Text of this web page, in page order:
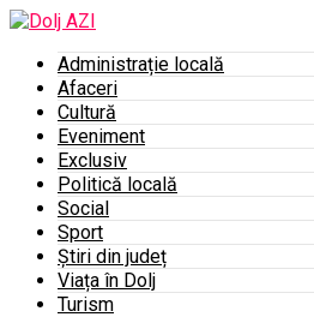
Administrație locală
Afaceri
Cultură
Eveniment
Exclusiv
Politică locală
Social
Sport
Știri din județ
Viața în Dolj
Turism